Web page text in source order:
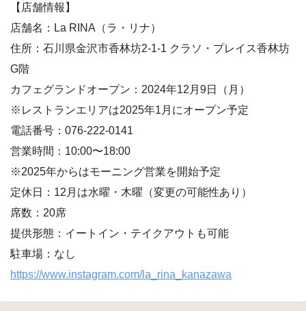
【店舗情報】
店舗名：La RINA（ラ・リナ）
住所：石川県金沢市香林坊2-1-1 クラソ・プレイス香林坊
G階
カフェグランドオープン：2024年12月9日（月）
※レストランエリアは2025年1月にオープン予定
電話番号：076-222-0141
営業時間：10:00〜18:00
※2025年からはモーニング営業を開始予定
定休日：12月は水曜・木曜（変更の可能性あり）
席数：20席
提供形態：イートイン・テイクアウトも可能
駐車場：なし
https://www.instagram.com/la_rina_kanazawa